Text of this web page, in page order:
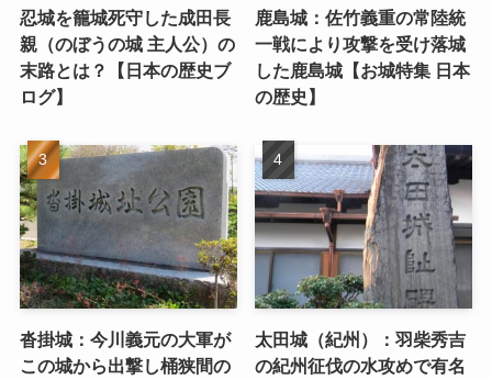
忍城を籠城死守した成田長
親（のぼうの城 主人公）の
末路とは？【日本の歴史ブ
ログ】
鹿島城：佐竹義重の常陸統
一戦により攻撃を受け落城
した鹿島城【お城特集 日本
の歴史】
沓掛城：今川義元の大軍が
この城から出撃し桶狭間の
太田城（紀州）：羽柴秀吉
の紀州征伐の水攻めで有名